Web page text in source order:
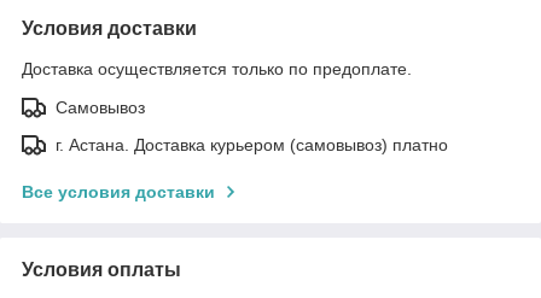
Условия доставки
Доставка осуществляется только по предоплате.
Самовывоз
г. Астана. Доставка курьером (самовывоз) платно
Все условия доставки
Условия оплаты